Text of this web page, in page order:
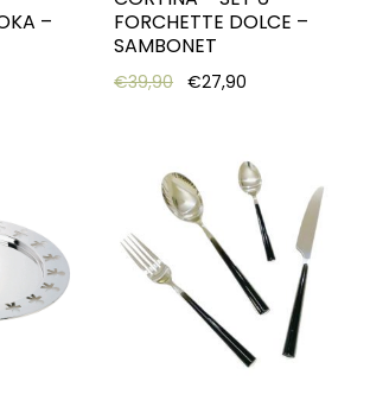
–
was: €27,90.
Current price is: €19,90.
FORCHETTE DOLCE –
SAMBONET
€39,90 Original price was:
€27,90